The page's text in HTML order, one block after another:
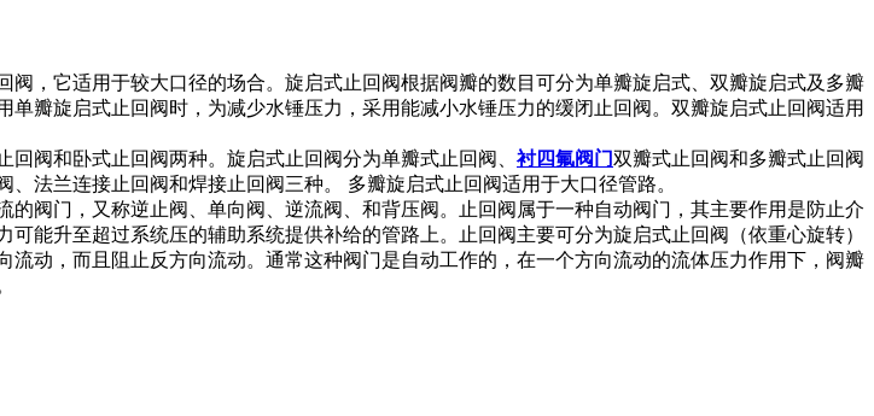
阀，它适用于较大口径的场合。旋启式止回阀根据阀瓣的数目可分为单瓣旋启式、双瓣旋启式及多瓣
单瓣旋启式止回阀时，为减少水锤压力，采用能减小水锤压力的缓闭止回阀。双瓣旋启式止回阀适用
阀和卧式止回阀两种。旋启式止回阀分为单瓣式止回阀、 衬四氟阀门双瓣式止回阀和多瓣式止回阀
法兰连接止回阀和焊接止回阀三种。 多瓣旋启式止回阀适用于大口径管路。
的阀门，又称逆止阀、单向阀、逆流阀、和背压阀。止回阀属于一种自动阀门，其主要作用是防止介
能升至超过系统压的辅助系统提供补给的管路上。止回阀主要可分为旋启式止回阀（依重心旋转）
流动，而且阻止反方向流动。通常这种阀门是自动工作的，在一个方向流动的流体压力作用下，阀瓣